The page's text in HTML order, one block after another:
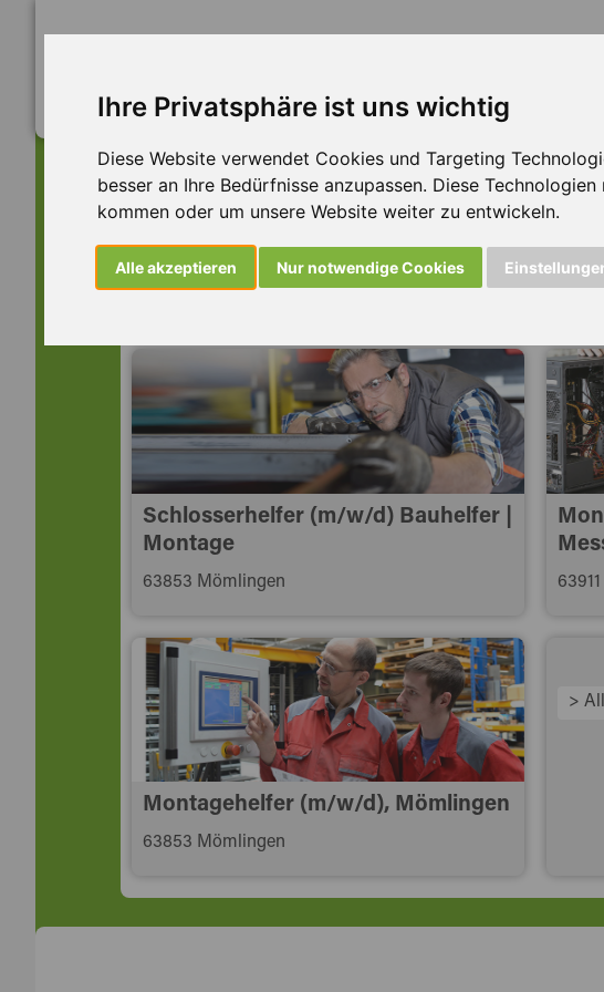
Ihre Privatsphäre ist uns wichtig
Diese Website verwendet Cookies und Targeting
besser an Ihre Bedürfnisse anzupassen. Diese
kommen oder um unsere Website weiter zu entwickeln.
Alle akzeptieren Nur notwendige Cookies
Dieser Job ist leider nicht
... aber vielleicht ist hier etwas dabei:
Schlosserhelfer (m/w/d) Bauhelfer |
Montage
63853 Mömlingen
Montagehelfer (m/w/d), Mömlingen
63853 Mömlingen
>